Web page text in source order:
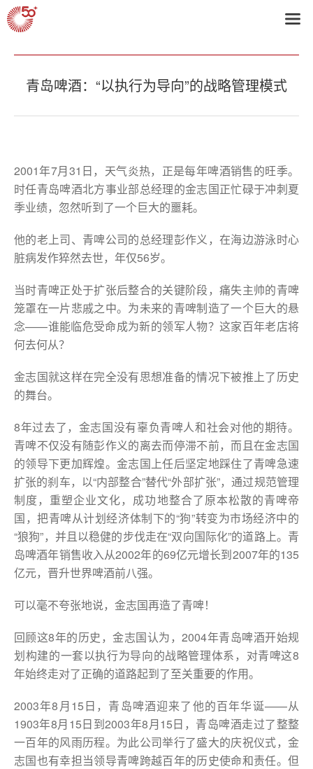
首页
青岛啤酒：“以执行为导向”的战略管理模式
2001年7月31日，天气炎热，正是每年啤酒销售的旺季。
时任青岛啤酒北方事业部总经理的金志国正忙碌于冲刺夏
季业绩，忽然听到了一个巨大的噩耗。
他的老上司、青啤公司的总经理彭作义，在海边游泳时心
脏病发作猝然去世，年仅56岁。
当时青啤正处于扩张后整合的关键阶段，痛失主帅的青啤
笼罩在一片悲戚之中。为未来的青啤制造了一个巨大的悬
念——谁能临危受命成为新的领军人物？这家百年老店将
何去何从？
金志国就这样在完全没有思想准备的情况下被推上了历史
的舞台。
8年过去了，金志国没有辜负青啤人和社会对他的期待。
青啤不仅没有随彭作义的离去而停滞不前，而且在金志国
的领导下更加辉煌。金志国上任后坚定地踩住了青啤急速
扩张的刹车，以“内部整合”替代“外部扩张”，通过规范管理
制度，重塑企业文化，成功地整合了原本松散的青啤帝
国，把青啤从计划经济体制下的“狗”转变为市场经济中的
“狼狗”，并且以稳健的步伐走在“双向国际化”的道路上。青
岛啤酒年销售收入从2002年的69亿元增长到2007年的135
亿元，晋升世界啤酒前八强。
可以毫不夸张地说，金志国再造了青啤！
回顾这8年的历史，金志国认为，2004年青岛啤酒开始规
划构建的一套以执行为导向的战略管理体系，对青啤这8
年始终走对了正确的道路起到了至关重要的作用。
2003年8月15日，青岛啤酒迎来了他的百年华诞——从
1903年8月15日到2003年8月15日，青岛啤酒走过了整整
一百年的风雨历程。为此公司举行了盛大的庆祝仪式，金
志国也有幸担当领导青啤跨越百年的历史使命和责任。但